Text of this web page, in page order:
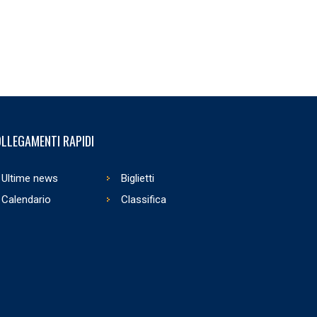
RAPIDI
Ultime news
Biglietti
Calendario
Classifica